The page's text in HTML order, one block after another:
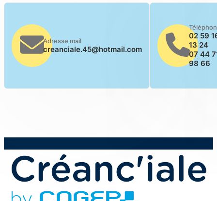
Adresse mail
creanciale.45@hotmail.com
02 59
13 24
07 44
98 66